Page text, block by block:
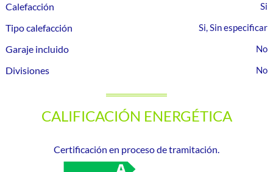
Calefacción
Tipo calefacción
Si, Sin especificar
Garaje incluido
Divisiones
CALIFICACIÓN ENERGÉTICA
Certificación en proceso de tramitación.